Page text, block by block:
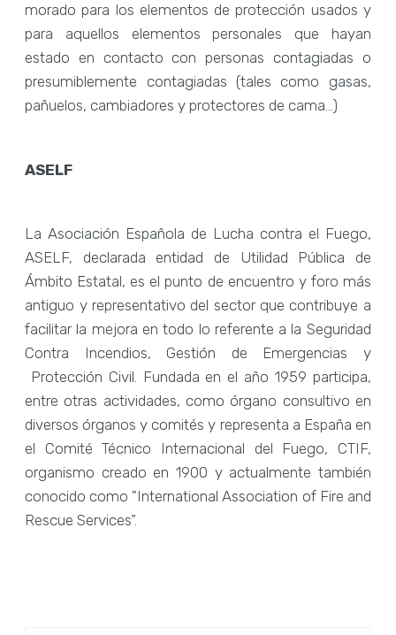
morado para los elementos de protección usados y
para aquellos elementos personales que hayan
estado en contacto con personas contagiadas o
presumiblemente contagiadas (tales como gasas,
pañuelos, cambiadores y protectores de cama…)
ASELF
La Asociación Española de Lucha contra el Fuego,
ASELF, declarada entidad de Utilidad Pública de
Ámbito Estatal, es el punto de encuentro y foro más
antiguo y representativo del sector que contribuye a
facilitar la mejora en todo lo referente a la Seguridad
Contra Incendios, Gestión de Emergencias y
Protección Civil. Fundada en el año 1959 participa,
entre otras actividades, como órgano consultivo en
diversos órganos y comités y representa a España en
el Comité Técnico Internacional del Fuego, CTIF,
organismo creado en 1900 y actualmente también
conocido como "International Association of Fire and
Rescue Services”.